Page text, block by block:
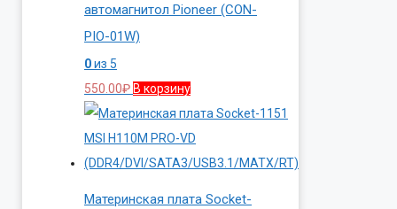
автомагнитол Pioneer (CON-
PIO-01W)
0из 5
550.00₽ В корзину
Материнская плата Socket-